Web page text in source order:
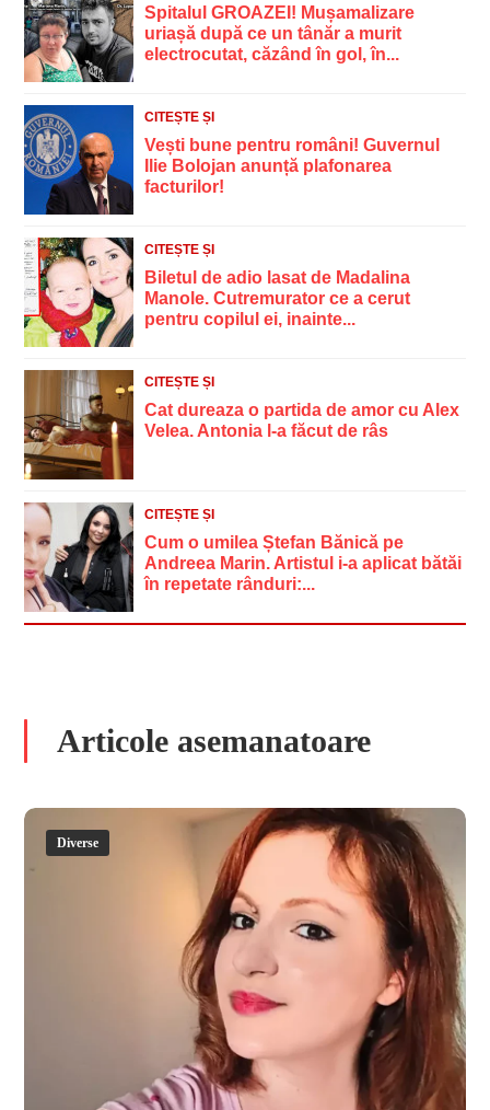
Spitalul GROAZEI! Mușamalizare
uriașă după ce un tânăr a murit
electrocutat, căzând în gol, în...
CITEȘTE ȘI
Vești bune pentru români! Guvernul
Ilie Bolojan anunță plafonarea
facturilor!
CITEȘTE ȘI
Biletul de adio lasat de Madalina
Manole. Cutremurator ce a cerut
pentru copilul ei, inainte...
CITEȘTE ȘI
Cat dureaza o partida de amor cu Alex
Velea. Antonia l-a făcut de râs
CITEȘTE ȘI
Cum o umilea Ștefan Bănică pe
Andreea Marin. Artistul i-a aplicat bătăi
în repetate rânduri:...
Articole asemanatoare
Diverse